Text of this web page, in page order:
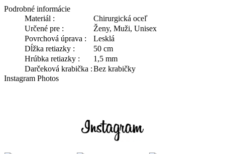
Podrobné informácie
Materiál :
Chirurgická oceľ
Určené pre :
Ženy, Muži, Unisex
Povrchová úprava :
Lesklá
Dĺžka retiazky :
50 cm
Hrúbka retiazky :
1,5 mm
Darčeková krabička :Bez krabičky
Instagram Photos